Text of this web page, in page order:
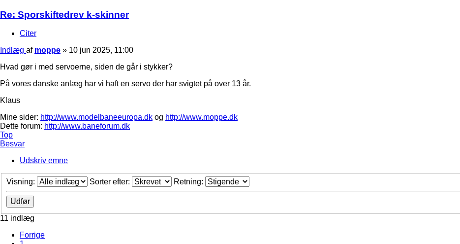
Re: Sporskiftedrev k-skinner
Citer
Indlæg af moppe » 10 jun 2025, 11:00
Hvad gør i med servoerne, siden de går i stykker?
På vores danske anlæg har vi haft en servo der har svigtet på over 13 år.
Klaus
Mine sider: http://www.modelbaneeuropa.dk og http://www.moppe.dk
Dette forum: http://www.baneforum.dk
Top
Besvar
Udskriv emne
Visning: Sorter efter: Retning:
11 indlæg
Forrige